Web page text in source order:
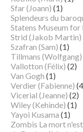
Sfar (Joann) (1)
Splendeurs du
Statens Museum for
Strid (Jakob Martin)
Szafran (Sam) (1)
Tillmans (Wolfgang)
Vallotton (Félix) (2)
Van Gogh (1)
Verdier (Fabienne)
Vicerial (Jeanne) (2)
Wiley (Kehinde) (1)
Yayoi Kusama (1)
Zombis La mort